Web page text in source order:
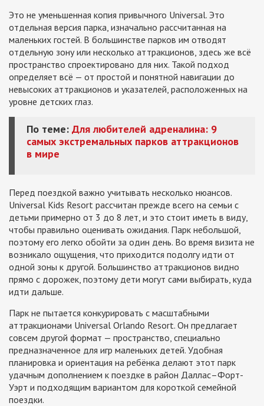
Это не уменьшенная копия привычного Universal. Это
отдельная версия парка, изначально рассчитанная на
маленьких гостей. В большинстве парков им отводят
отдельную зону или несколько аттракционов, здесь же всё
пространство спроектировано для них. Такой подход
определяет всё — от простой и понятной навигации до
невысоких аттракционов и указателей, расположенных на
уровне детских глаз.
По теме: Для любителей адреналина: 9
самых экстремальных парков аттракционов
в мире
Перед поездкой важно учитывать несколько нюансов.
Universal Kids Resort рассчитан прежде всего на семьи с
детьми примерно от 3 до 8 лет, и это стоит иметь в виду,
чтобы правильно оценивать ожидания. Парк небольшой,
поэтому его легко обойти за один день. Во время визита не
возникало ощущения, что приходится подолгу идти от
одной зоны к другой. Большинство аттракционов видно
прямо с дорожек, поэтому дети могут сами выбирать, куда
идти дальше.
Парк не пытается конкурировать с масштабными
аттракционами Universal Orlando Resort. Он предлагает
совсем другой формат — пространство, специально
предназначенное для игр маленьких детей. Удобная
планировка и ориентация на ребёнка делают этот парк
удачным дополнением к поездке в район Даллас–Форт-
Уэрт и подходящим вариантом для короткой семейной
поездки.